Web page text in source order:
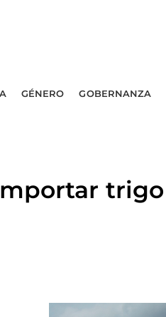
GÉNERO GOBERNANZA
trigo